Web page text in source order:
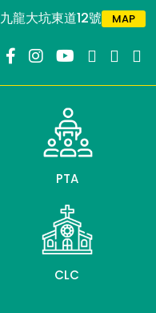
九龍大坑東道12號
MAP
PTA
CLC